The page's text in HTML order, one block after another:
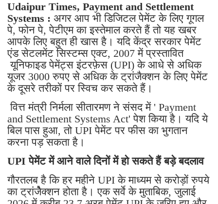
Udaipur Times, Payment and Settlement
Systems : अगर आप भी डिजिटल पेमेंट के लिए गूगल
पे, फोन पे, पेटीएम का इस्तेमाल करते हैं तो यह खबर
आपके लिए बहुत ही खास है। यदि केंद्र सरकार पेमेंट
एंड सेटलमेंट सिस्टम्स एक्ट, 2007 में प्रस्तावित
यूनिफाइड पेमेंट्स इंटरफ़ेस (UPI) के आधे से अधिक
यूजर 3000 रुपए से अधिक के ट्रांजैक्शन के लिए पेमेंट
के दूसरे तरीकों पर स्विच कर सकते हैं।
वित्त मंत्री निर्मला सीतारमण ने संसद में ' Payment
and Settlement Systems Act' पेश किया है। यदि ये
बिल पास हुआ, तो UPI पेमेंट पर फीस का भुगतान
करना पड़ सकता है।
UPI पेमेंट में आने वाले दिनों में हो सकते हैं बड़े बदलाव
गौरतलब है कि हर महीने UPI के माध्यम से करोड़ों रुपये
का ट्रांजेैक्शन होता है। एक सर्वे के मुताबिक, जुलाई